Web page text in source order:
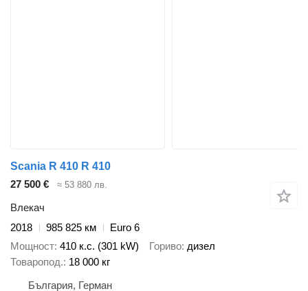
Scania R 410 R 410
27 500 €
≈ 53 880 лв.
Влекач
2018
985 825 км
Euro 6
Мощност 410 к.с. (301 kW) Гориво дизел
Товаропод. 18 000 кг
България, Герман